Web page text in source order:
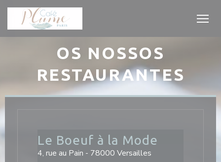
Painel de Gerenciamento de Cookies
OS NOSSOS
RESTAURANTES
Le Boeuf à la Mode
4, rue au Pain - 78000 Versailles